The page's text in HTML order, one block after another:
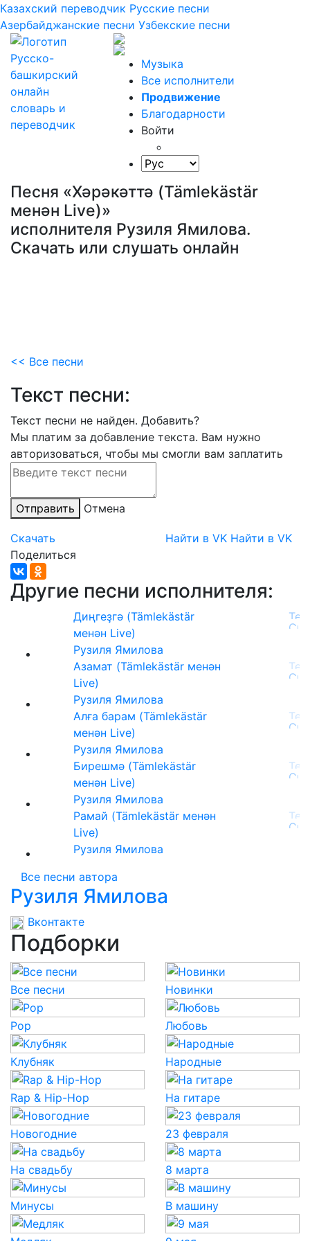
Казахский переводчик Русские песни
Азербайджанские песни Узбекские песни
Музыка
Все исполнители
Продвижение
Благодарности
Войти
Песня «Хәрәкәттә (Tämlekästär
менән Live)»
исполнителя Рузиля Ямилова.
Скачать или слушать онлайн
<< Все песни
Текст песни:
Текст песни не найден. Добавить?
Мы платим за добавление текста. Вам нужно
авторизоваться, чтобы мы смогли вам заплатить
Отправить Отмена
Скачать Найти в VK Найти в VK
Поделиться
Другие песни исполнителя:
Диңгеҙгә (Tämlekästär
менән Live)
Рузиля Ямилова
Азамат (Tämlekästär менән
Live)
Рузиля Ямилова
Алға барам (Tämlekästär
менән Live)
Рузиля Ямилова
Бирешмә (Tämlekästär
менән Live)
Рузиля Ямилова
Рамай (Tämlekästär менән
Live)
Рузиля Ямилова
Все песни автора
Рузиля Ямилова
Вконтакте
Подборки
Все песни Новинки
Pop Любовь
Клубняк Народные
Rap & Hip-Hop На гитаре
Новогодние 23 февраля
На свадьбу 8 марта
Минусы В машину